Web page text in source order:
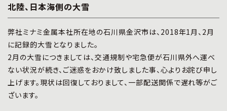
北陸、日本海側の大雪
弊社ミナミ金属本社所在地の石川県金沢市は、2018年1月、2月
に記録的大雪となりました。
2月の大雪につきましては、交通規制や宅急便が石川県外へ運べ
ない状況が続き、ご迷惑をおかけ致しました事、心よりお詫び申し
上げます。現状は回復しておりまして、一部配送関係で遅れ等がご
ざいます。